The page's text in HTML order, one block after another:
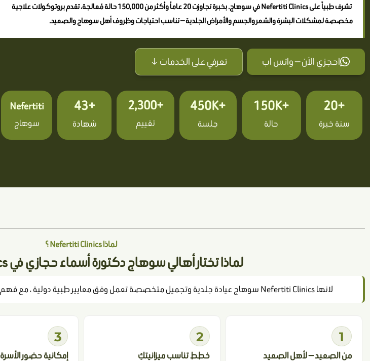
تشرف طبياً على Nefertiti Clinics في سوهاج. بخبرة تجاوزت 20 عاماً وأكثر من 150,000 حالة مُعالجة، تقدم بروتوكولات علاجية
مخصصة لمشكلات البشرة والشعر والجسم والأمراض الجلدية — تناسب احتياجات وظروف أهل سوهاج والصعيد.
احجزي الآن — واتس اب تعرفي على الخدمات ↓
+20
سنة خبرة
+150K
حالة
+450K
جلسة
+2,300
تقييم
+43
شهادة
Nefertiti
سوهاج
لماذا Nefertiti Clinics ؟
لماذا تختار أهالي سوهاج دكتورة أسماء حجازي في Nefertiti Clinics ؟
لانها Nefertiti Clinics سوهاج عيادة جلدية وتجميل متخصصة تعمل وفق معايير طبية دولية ، مع فهم حقيقي لاحتياجات أهل سوهاج والصعيد وإمكاناتهم.
1
من الصعيد — لأهل الصعيد
2
خطط تناسب ميزانيتكِ
3
إمكانية حضور الأسرة